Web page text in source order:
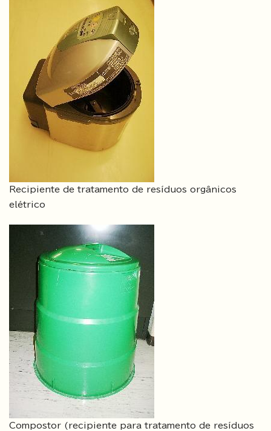
Recipiente de tratamento de resíduos orgânicos
elétrico
Compostor (recipiente para tratamento de resíduos